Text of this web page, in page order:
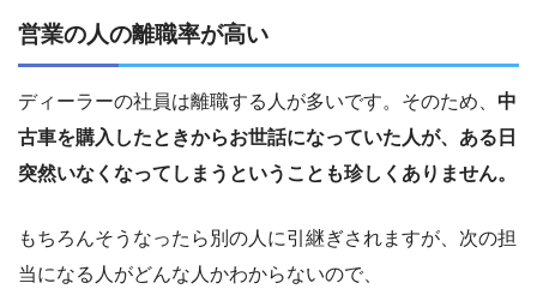
営業の人の離職率が高い
ディーラーの社員は離職する人が多いです。そのため、 中
古車を購入したときからお世話になっていた人が、ある日
突然いなくなってしまうということも珍しくありません。
もちろんそうなったら別の人に引継ぎされますが、次の担
当になる人がどんな人かわからないので、